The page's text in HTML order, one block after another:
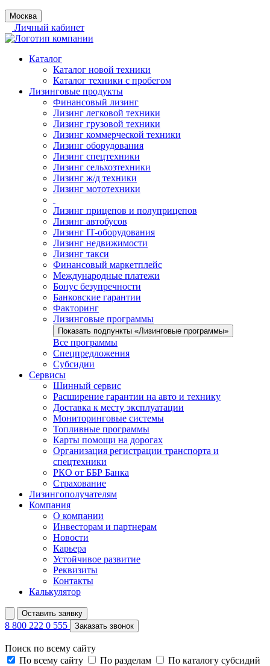
Москва
Личный кабинет
Каталог
Каталог новой техники
Каталог техники с пробегом
Лизинговые продукты
Финансовый лизинг
Лизинг легковой техники
Лизинг грузовой техники
Лизинг коммерческой техники
Лизинг оборудования
Лизинг спецтехники
Лизинг сельхозтехники
Лизинг ж/д техники
Лизинг мототехники
Лизинг прицепов и полуприцепов
Лизинг автобусов
Лизинг IT-оборудования
Лизинг недвижимости
Лизинг такси
Финансовый маркетплейс
Международные платежи
Бонус безупречности
Банковские гарантии
Факторинг
Лизинговые программы
Показать подпункты «Лизинговые программы»
Все программы
Спецпредложения
Субсидии
Сервисы
Шинный сервис
Расширение гарантии на авто и технику
Доставка к месту эксплуатации
Мониторинговые системы
Топливные программы
Карты помощи на дорогах
Организация регистрации транспорта и
спецтехники
РКО от ББР Банка
Страхование
Лизингополучателям
Компания
О компании
Инвесторам и партнерам
Новости
Карьера
Устойчивое развитие
Реквизиты
Контакты
Калькулятор
Оставить заявку
8 800 222 0 555 Заказать звонок
Поиск по всему сайту
По всему сайту
По разделам
По каталогу субсидий